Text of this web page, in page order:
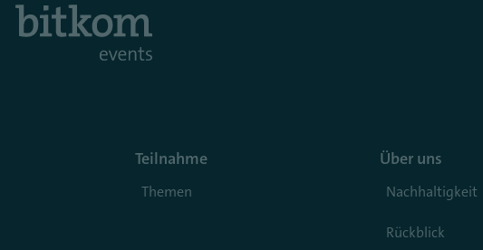
Teilnahme
Themen
Über uns
Nachhaltigkeit
Rückblick